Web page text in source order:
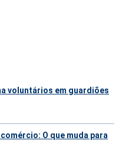
voluntários em guardiões
O que muda para